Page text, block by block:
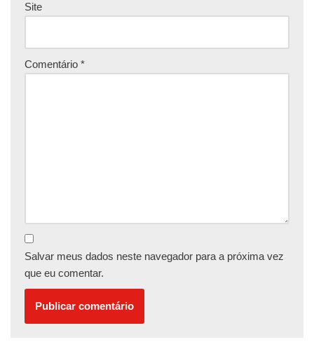
Site
Comentário *
Salvar meus dados neste navegador para a próxima vez
que eu comentar.